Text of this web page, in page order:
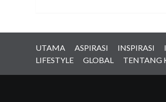
UTAMA ASPIRASI INSPIRASI
LIFESTYLE
GLOBAL TENTANG